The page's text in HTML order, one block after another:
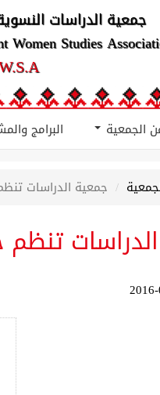
جمعية الدراسات
Women Studies
الجمعية البرامج
جمعية الدراسات